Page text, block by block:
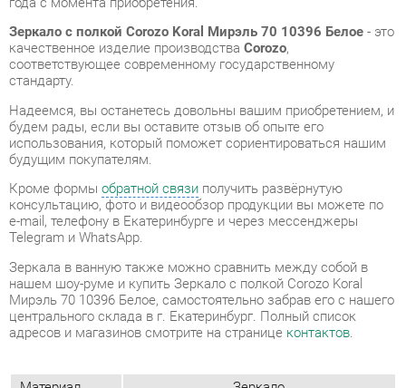
Надеемся, вы останетесь довольны вашим приобретением, и
будем рады, если вы оставите отзыв об опыте его
использования, который поможет сориентироваться нашим
будущим покупателям.
Кроме формы
e-mail, телефону в Екатеринбурге и через мессенджеры
Telegram и WhatsApp.
Зеркала в ванную также можно сравнить между собой в
Мирэль 70 10396 Белое, самостоятельно забрав его с нашего
центрального склада в г. Екатеринбург. Полный список
адресов и магазинов смотрите на страницеконтактов.
Материал Зеркало
Цвет
Белый
Ширина, мм
700
Глубина, мм
150